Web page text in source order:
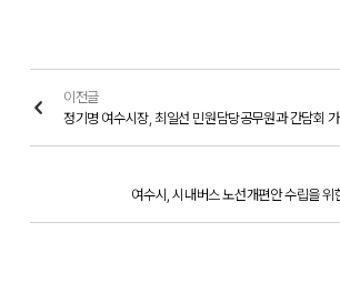
이전글
정기명 여수시장, 최일선 민원담당공무원과 간담회
여수시, 시내버스 노선개편안 수립을 위